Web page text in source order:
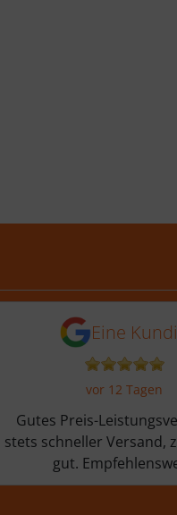
Sternen
vor 9
5 von 5Eine
vor 12 Tagen
Gutes Preis-
stets schneller Versand,
gut.